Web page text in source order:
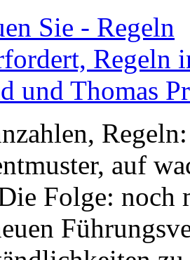
Sie - Regeln
Regeln
und Thomas
auf
Folge: noch